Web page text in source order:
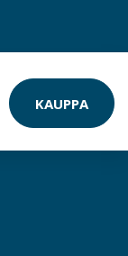
KAUPPA